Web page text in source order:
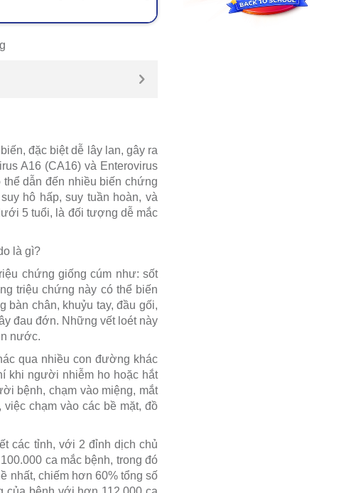
đặc biệt dễ lây lan, gây ra
A16 (CA16) và Enterovirus
dẫn đến nhiều biến chứng
hô hấp, suy tuần hoàn, và
5 tuổi, là đối tượng dễ mắc
là gì?
chứng giống cúm như: sốt
triệu chứng này có thể biến
bàn chân, khuỷu tay, đầu gối,
đau đớn. Những vết loét này
nước.
qua nhiều con đường khác
khi người nhiễm ho hoặc hắt
bệnh, chạm vào miệng, mắt
chạm vào các bề mặt, đồ
các tỉnh, với 2 đỉnh dịch chủ
ca mắc bệnh, trong đó
nhất, chiếm hơn 60% tổng số